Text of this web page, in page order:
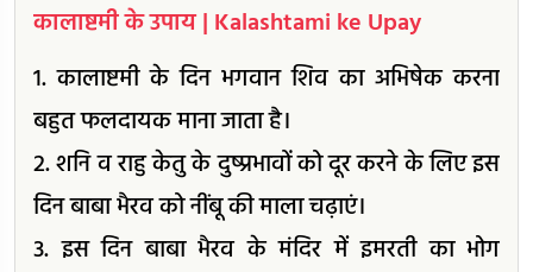
कालाष्टमी के उपाय | Kalashtami ke Upay
1. कालाष्टमी के दिन भगवान शिव का अभिषेक करना
बहुत फलदायक माना जाता है।
2. शनि व राहु केतु के दुष्प्रभावों को दूर करने के लिए इस
दिन बाबा भैरव को नींबू की माला चढ़ाएं।
3. इस दिन बाबा भैरव के मंदिर में इमरती का भोग